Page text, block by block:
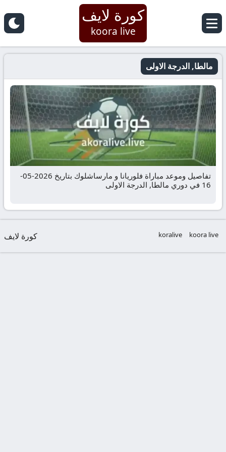
كورة لايف
koora live
مالطا, الدرجة الاولى
تفاصيل وموعد مباراة فلوريانا و مارساشلوك بتاريخ 2026-05-
16 في دوري مالطا, الدرجة الاولى
koora live
koralive كورة لايف